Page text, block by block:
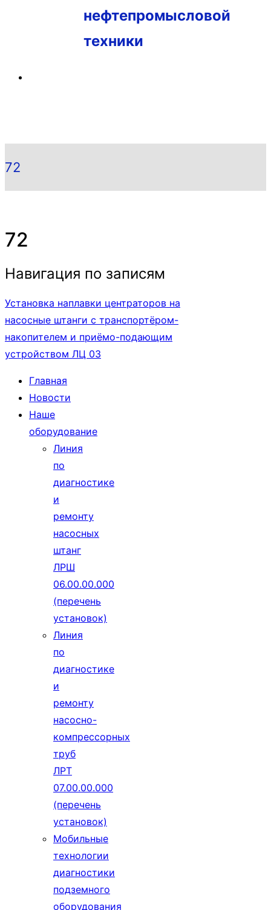
нефтепромысловой
техники
72
72
Навигация по записям
Установка наплавки центраторов на
насосные штанги с транспортёром-
накопителем и приёмо-подающим
устройством ЛЦ 03
Главная
Новости
Наше
оборудование
Линия
по
диагностике
и
ремонту
насосных
штанг
ЛРШ
06.00.00.000
(перечень
установок)
Линия
по
диагностике
и
ремонту
насосно-
компрессорных
труб
ЛРТ
07.00.00.000
(перечень
установок)
Мобильные
технологии
диагностики
подземного
оборудования